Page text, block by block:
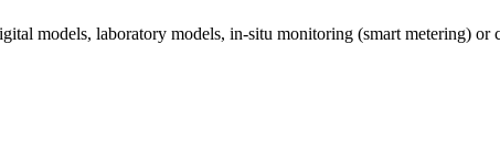
models, laboratory models, in-situ monitoring (smart metering) or